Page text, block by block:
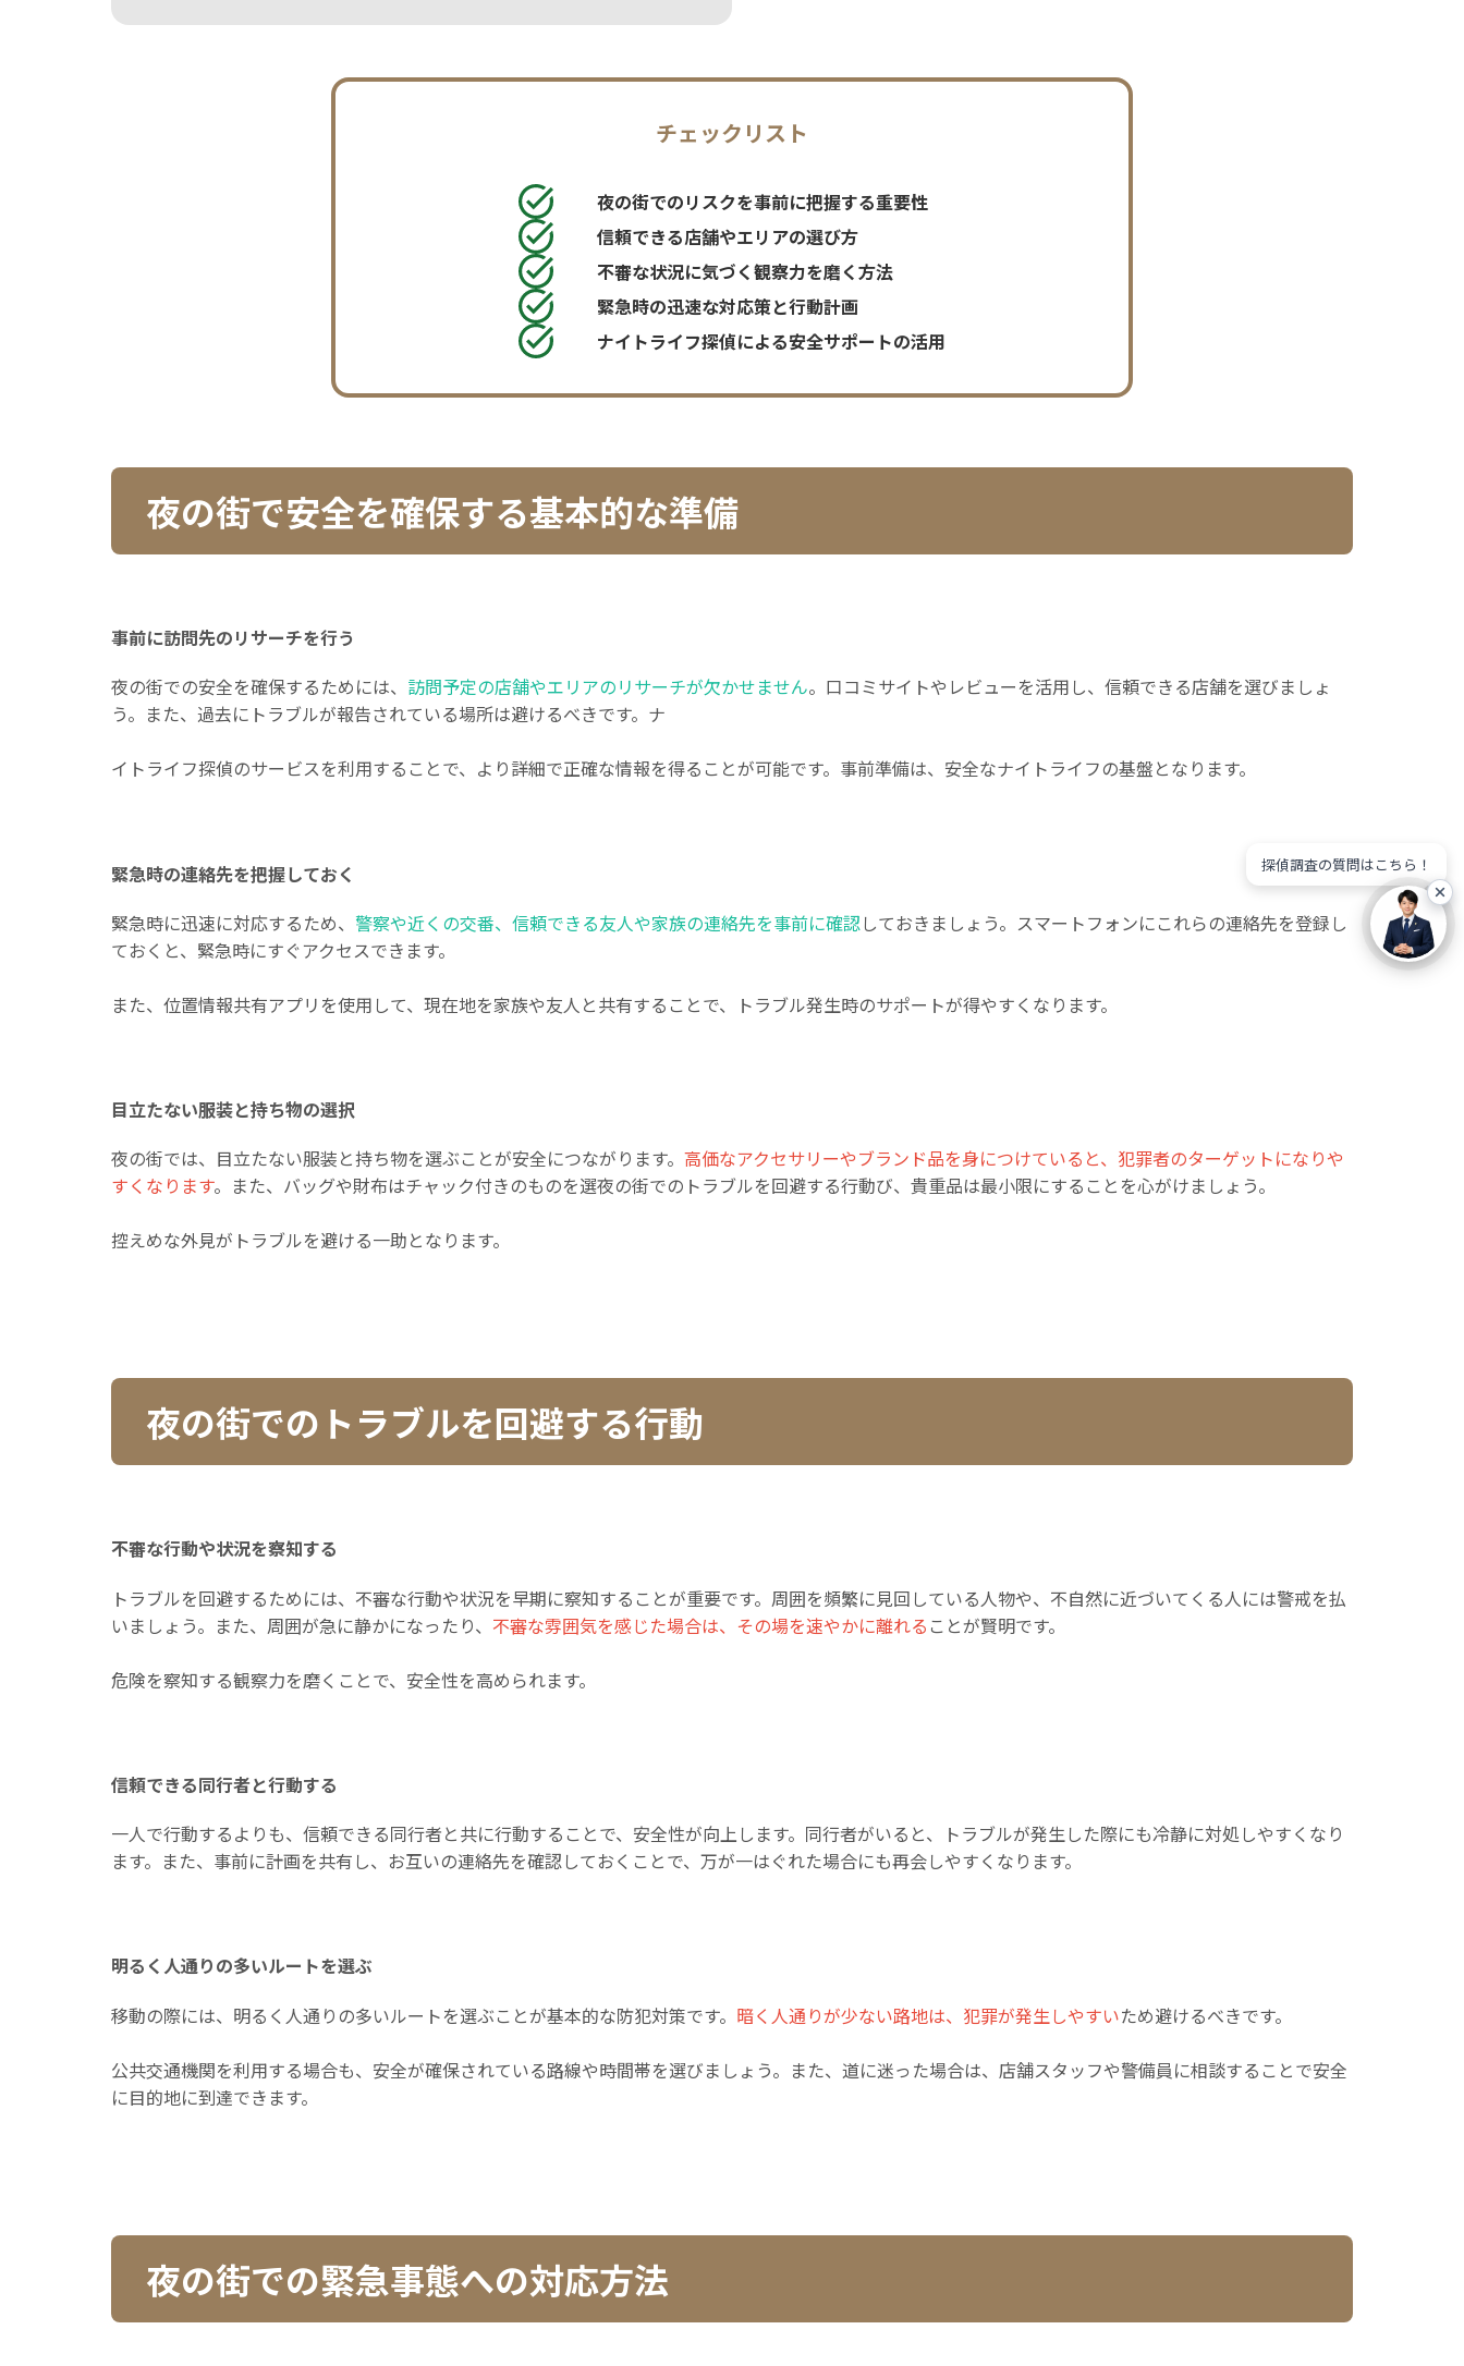
チェックリスト
夜の街でのリスクを事前に把握する重要性
信頼できる店舗やエリアの選び方
不審な状況に気づく観察力を磨く方法
緊急時の迅速な対応策と行動計画
ナイトライフ探偵による安全サポートの活用
夜の街で安全を確保する基本的な準備
事前に訪問先のリサーチを行う
夜の街での安全を確保するためには、 訪問予定の店舗やエリアのリサーチが欠かせません。口コミサイトやレビューを活用し、信頼できる店舗を選びましょ
う。また、過去にトラブルが報告されている場所は避けるべきです。ナ
イトライフ探偵のサービスを利用することで、より詳細で正確な情報を得ることが可能です。事前準備は、安全なナイトライフの基盤となります。
緊急時の連絡先を把握しておく
緊急時に迅速に対応するため、 警察や近くの交番、信頼できる友人や家族の連絡先を事前に確認 しておきましょう。スマートフォンにこれらの連絡先を登録し
ておくと、緊急時にすぐアクセスできます。
また、位置情報共有アプリを使用して、現在地を家族や友人と共有することで、トラブル発生時のサポートが得やすくなります。
目立たない服装と持ち物の選択
夜の街では、目立たない服装と持ち物を選ぶことが安全につながります。 高価なアクセサリーやブランド品を身につけていると、犯罪者のターゲットになりや
すくなります。また、バッグや財布はチャック付きのものを選夜の街でのトラブルを回避する行動び、貴重品は最小限にすることを心がけましょう。
控えめな外見がトラブルを避ける一助となります。
夜の街でのトラブルを回避する行動
不審な行動や状況を察知する
トラブルを回避するためには、不審な行動や状況を早期に察知することが重要です。周囲を頻繁に見回している人物や、不自然に近づいてくる人には警戒を払
いましょう。また、周囲が急に静かになったり、 不審な雰囲気を感じた場合は、その場を速やかに離れる ことが賢明です。
危険を察知する観察力を磨くことで、安全性を高められます。
信頼できる同行者と行動する
一人で行動するよりも、信頼できる同行者と共に行動することで、安全性が向上します。同行者がいると、トラブルが発生した際にも冷静に対処しやすくなり
ます。また、事前に計画を共有し、お互いの連絡先を確認しておくことで、万が一はぐれた場合にも再会しやすくなります。
明るく人通りの多いルートを選ぶ
移動の際には、明るく人通りの多いルートを選ぶことが基本的な防犯対策です。 暗く人通りが少ない路地は、犯罪が発生しやすいため避けるべきです。
公共交通機関を利用する場合も、安全が確保されている路線や時間帯を選びましょう。また、道に迷った場合は、店舗スタッフや警備員に相談することで安全
に目的地に到達できます。
夜の街での緊急事態への対応方法
探偵調査の質問はこちら！